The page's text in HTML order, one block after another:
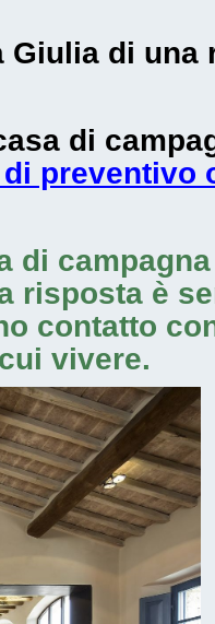
Giulia di una
di
preventivo
di
risposta è
contatto
vivere.